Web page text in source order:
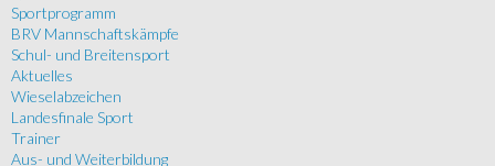
Sportprogramm
BRV Mannschaftskämpfe
Schul- und Breitensport
Aktuelles
Wieselabzeichen
Landesfinale Sport
Trainer
Aus- und Weiterbildung